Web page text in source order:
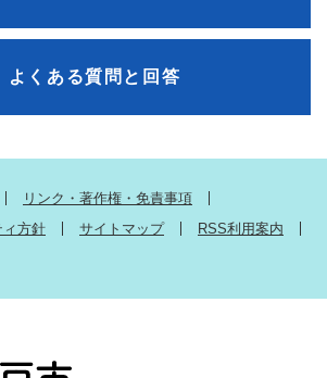
よくある質問と回答
リンク・著作権・免責事項
ィ方針
サイトマップ
RSS利用案内